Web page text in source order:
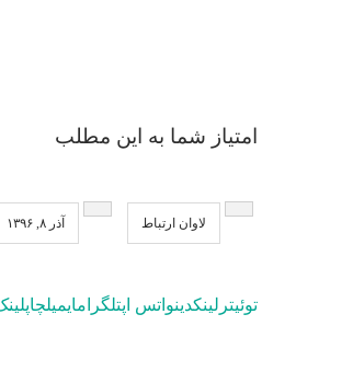
امتیاز شما به این مطلب
لاوان ارتباط آذر ۸, ۱۳۹۶
توئیتر لینکدینواتس اپتلگرامایمیلچاپ